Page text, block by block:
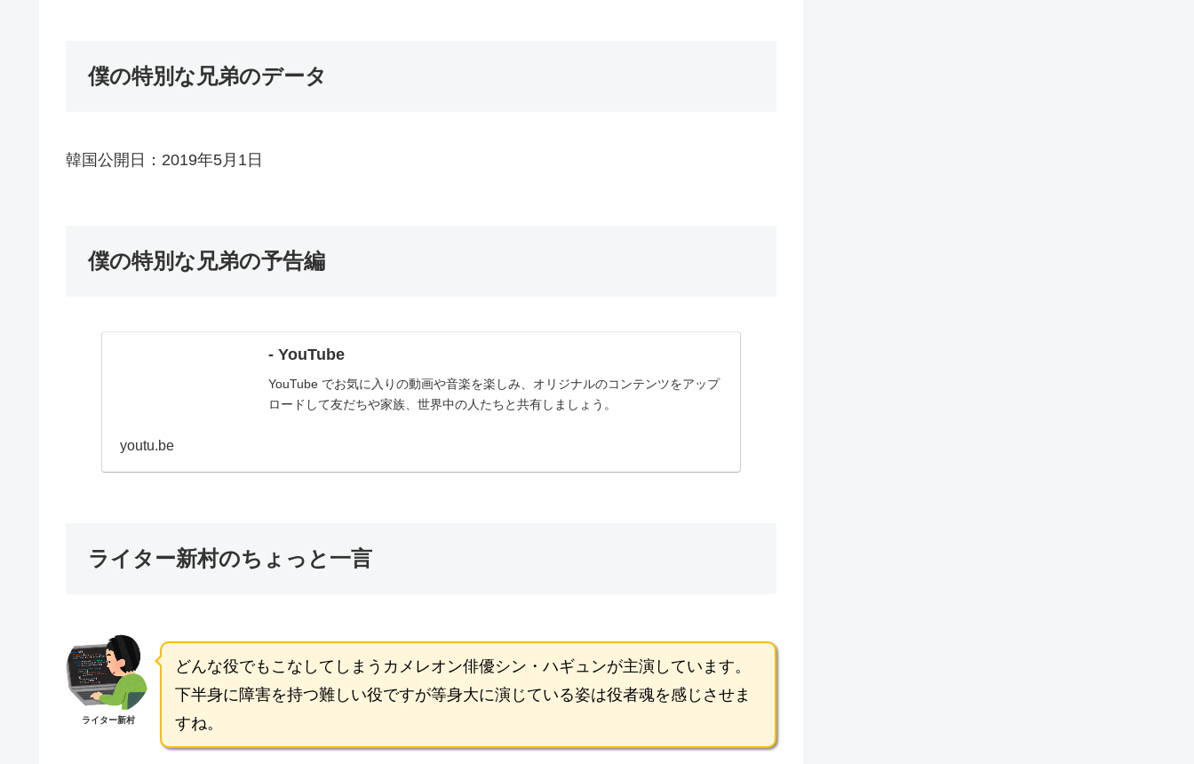
僕の特別な兄弟のデータ
韓国公開日：2019年5月1日
僕の特別な兄弟の予告編
- YouTube
YouTube でお気に入りの動画や音楽を楽しみ、オリジナルのコンテンツをアップ
ロードして友だちや家族、世界中の人たちと共有しましょう。
youtu.be
ライター新村のちょっと一言
ライター新村
どんな役でもこなしてしまうカメレオン俳優シン・ハギュンが主演しています。
下半身に障害を持つ難しい役ですが等身大に演じている姿は役者魂を感じさせま
すね。